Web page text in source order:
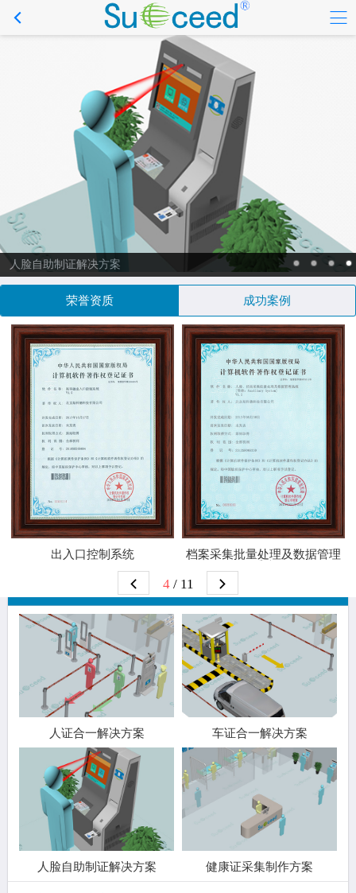
人脸自助制证解决方案
荣誉资质 成功案例
出入口控制系统
档案采集批量处理及数据管理
4/ 11
人证合一解决方案 车证合一解决方案
人脸自助制证解决方案 健康证采集制作方案